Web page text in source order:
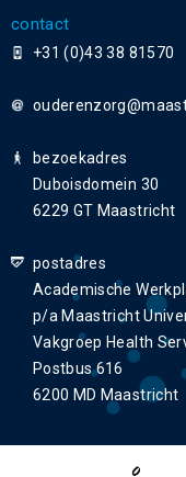
contact
+31 (0)43 38 81570
ouderenzorg
bezoekadres
Duboisdomein 30
6229 GT Maastricht
postadres
Academische
p/a Maastricht
Vakgroep Health
Postbus 616
6200 MD Maastricht